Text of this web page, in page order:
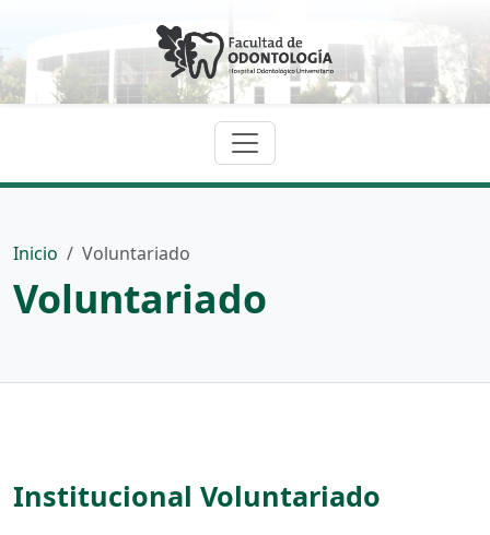
Inicio Voluntariado
Voluntariado
Institucional Voluntariado